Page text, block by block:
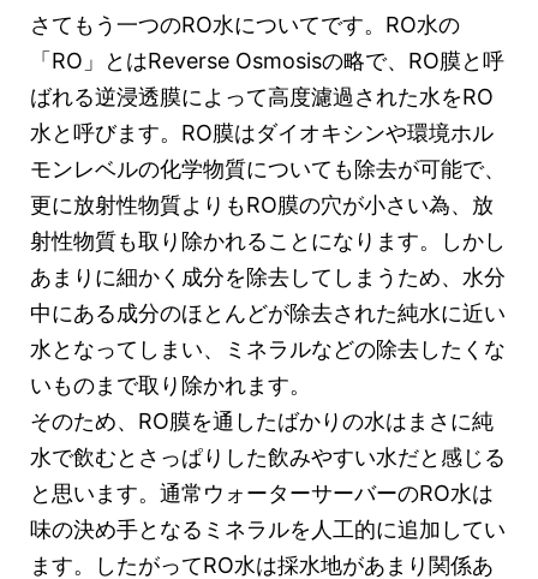
さてもう一つのRO水についてです。RO水の
「RO」とはReverse Osmosisの略で、RO膜と呼
ばれる逆浸透膜によって高度濾過された水をRO
水と呼びます。RO膜はダイオキシンや環境ホル
モンレベルの化学物質についても除去が可能で、
更に放射性物質よりもRO膜の穴が小さい為、放
射性物質も取り除かれることになります。しかし
あまりに細かく成分を除去してしまうため、水分
中にある成分のほとんどが除去された純水に近い
水となってしまい、ミネラルなどの除去したくな
いものまで取り除かれます。
そのため、RO膜を通したばかりの水はまさに純
水で飲むとさっぱりした飲みやすい水だと感じる
と思います。通常ウォーターサーバーのRO水は
味の決め手となるミネラルを人工的に追加してい
ます。したがってRO水は採水地があまり関係あ